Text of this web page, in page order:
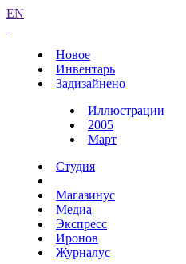
EN
Новое
Инвентарь
Задизайнено
Иллюстрации
2005
Март
Студия
Магазинус
Медиа
Экспресс
Иронов
Журналус